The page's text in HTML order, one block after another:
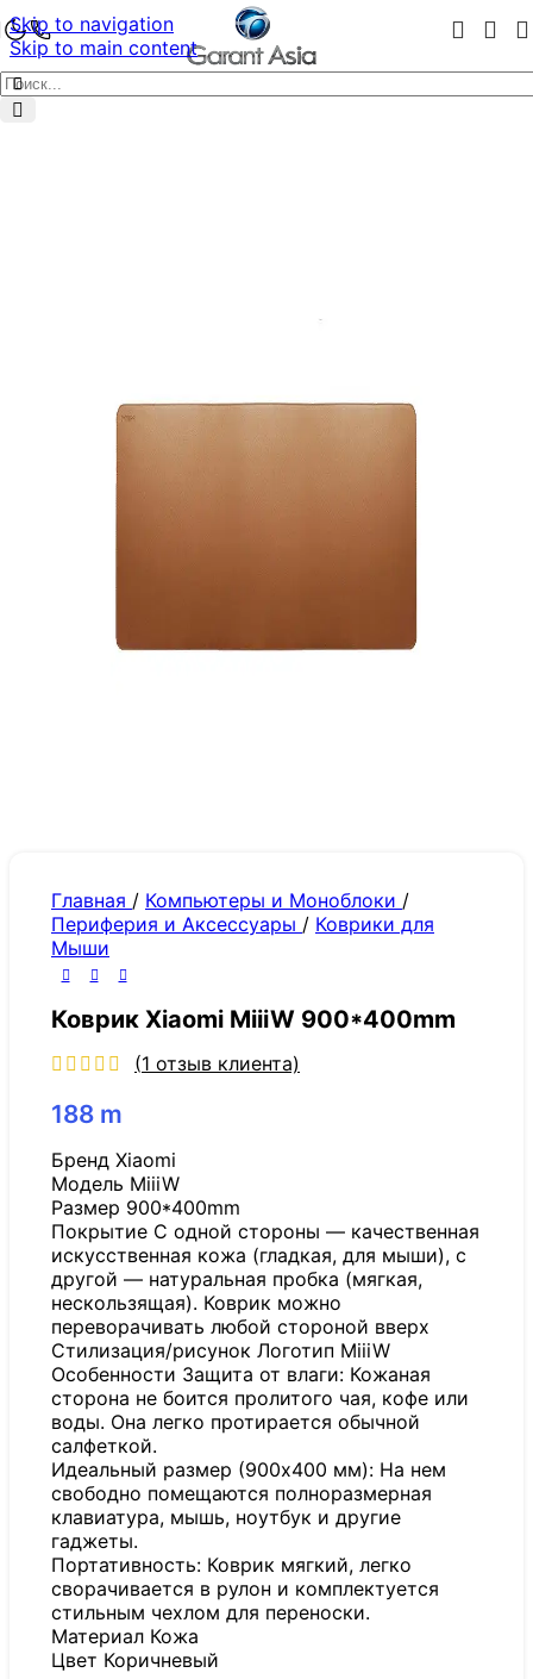
Skip to navigation
Skip to main content
Главная / Компьютеры и Моноблоки /
Периферия и Аксессуары / Коврики для
Мыши
Коврик Xiaomi MiiiW 900*400mm
(1 отзыв клиента)
188 m
Бренд Xiaomi
Модель MiiiW
Размер 900*400mm
Покрытие С одной стороны — качественная
искусственная кожа (гладкая, для мыши), с
другой — натуральная пробка (мягкая,
нескользящая). Коврик можно
переворачивать любой стороной вверх
Стилизация/рисунок Логотип MiiiW
Особенности Защита от влаги: Кожаная
сторона не боится пролитого чая, кофе или
воды. Она легко протирается обычной
салфеткой.
Идеальный размер (900х400 мм): На нем
свободно помещаются полноразмерная
клавиатура, мышь, ноутбук и другие
гаджеты.
Портативность: Коврик мягкий, легко
сворачивается в рулон и комплектуется
стильным чехлом для переноски.
Материал Кожа
Цвет Коричневый